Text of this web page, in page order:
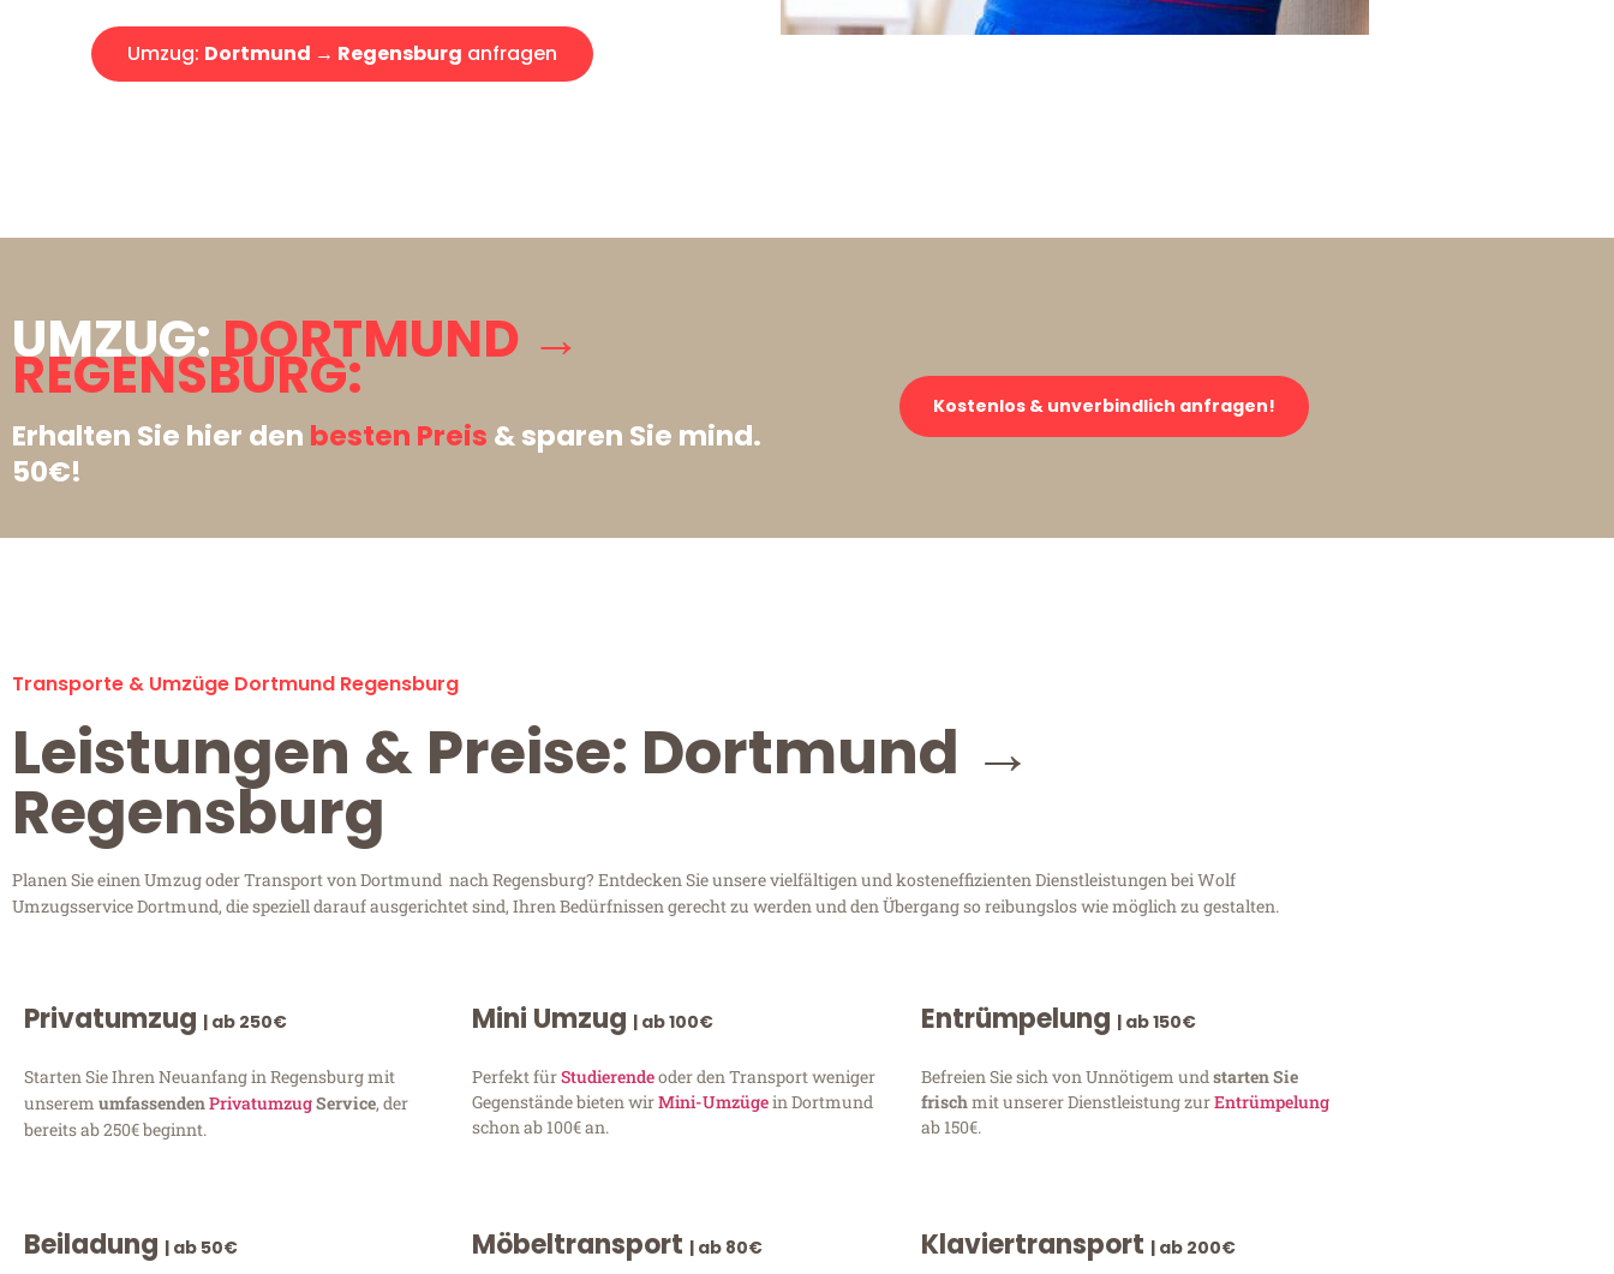
Umzug: Dortmund → Regensburg anfragen
UMZUG:DORTMUND →
REGENSBURG:
Erhalten Sie hier den besten Preis & sparen Sie mind.
50€!
Kostenlos & unverbindlich anfragen!
Transporte & Umzüge Dortmund Regensburg
Leistungen & Preise: Dortmund →
Regensburg
Planen Sie einen Umzug oder Transport von Dortmund nach Regensburg? Entdecken Sie unsere vielfältigen und kosteneffizienten Dienstleistungen bei Wolf
Umzugsservice Dortmund, die speziell darauf ausgerichtet sind, Ihren Bedürfnissen gerecht zu werden und den Übergang so reibungslos wie möglich zu gestalten.
Privatumzug | ab 250€
Starten Sie Ihren Neuanfang in Regensburg mit
unserem umfassendenPrivatumzugService, der
bereits ab 250€ beginnt.
Mini Umzug | ab 100€
Perfekt fürStudierendeoder den Transport weniger
Gegenstände bieten wirMini-Umzügein Dortmund
schon ab 100€ an.
Entrümpelung | ab 150€
Befreien Sie sich von Unnötigem undstarten Sie
frischmit unserer Dienstleistung zurEntrümpelung
ab 150€.
Beiladung | ab 50€ Möbeltransport | ab 80€ Klaviertransport | ab 200€